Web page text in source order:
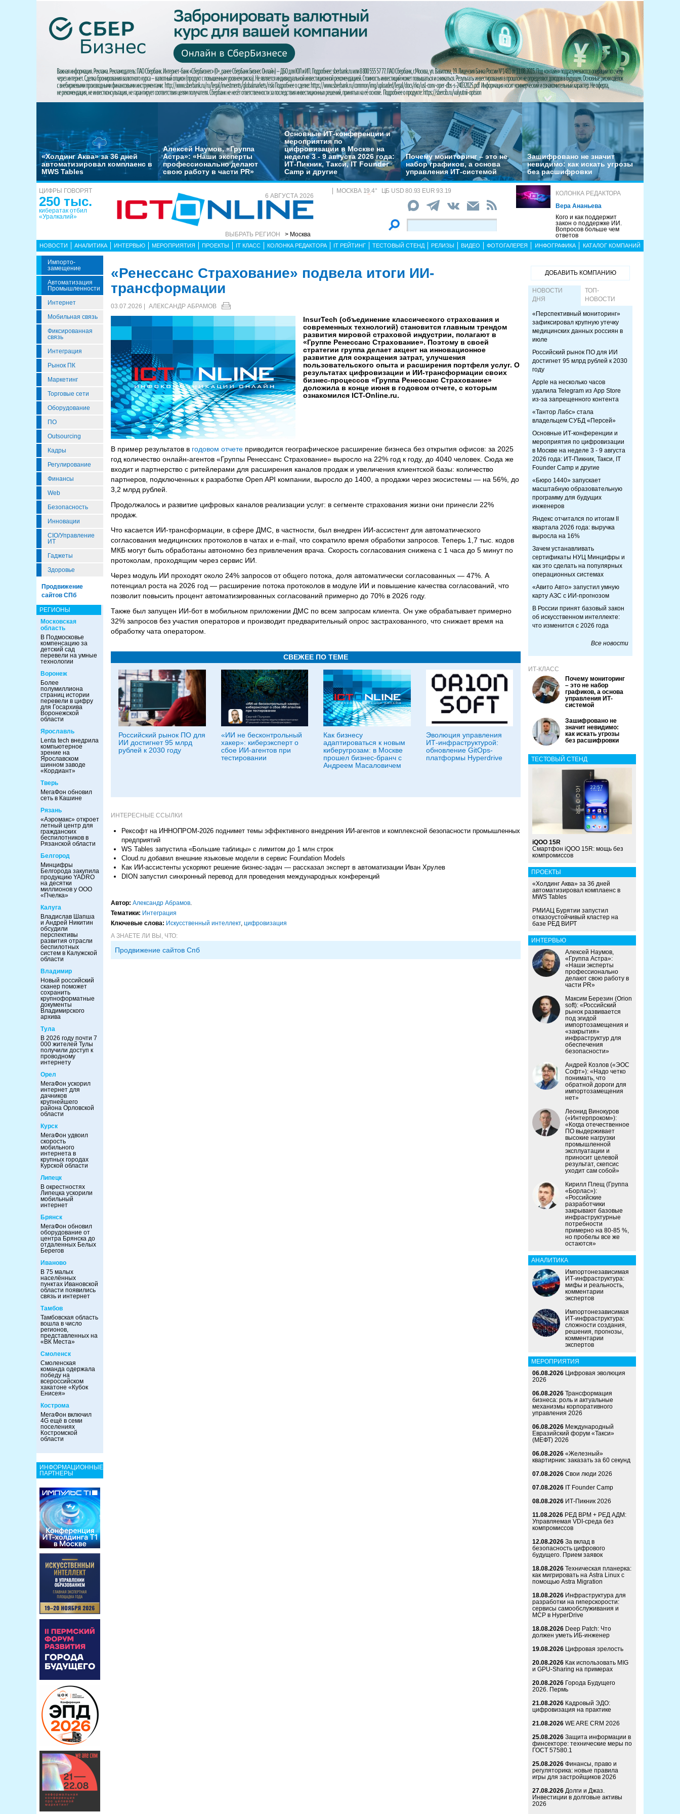
«Холдинг Аква» за 36 дней
автоматизировал комплаенс в
MWS Tables
Алексей Наумов, «Группа
Астра»: «Наши эксперты
профессионально делают
свою работу в части PR»
Основные ИТ-конференции и
мероприятия по
цифровизации в Москве на
неделе 3 - 9 августа 2026 года:
ИТ-Пикник, Такси, IT Founder
Camp и другие
Почему мониторинг – это не
набор графиков, а основа
управления ИТ-системой
Зашифровано не значит
невидимо: как искать угрозы
без расшифровки
ЦИФРЫ ГОВОРЯТ
250 тыс.
кибератак отбил
«Уралкалий»
6 АВГУСТА 2026
ВЫБРАТЬ РЕГИОН > Москва
МОСКВА 19.4° ЦБ USD 80.93 EUR 93.19
КОЛОНКА РЕДАКТОРА
Вера Ананьева
Кого и как поддержит
закон о поддержке ИИ.
Вопросов больше чем
ответов
НОВОСТИ АНАЛИТИКА ИНТЕРВЬЮ МЕРОПРИЯТИЯ ПРОЕКТЫ IT КЛАСС КОЛОНКА РЕДАКТОРА IT РЕЙТИНГ ТЕСТОВЫЙ СТЕНД РЕЛИЗЫ ВИДЕО ФОТОГАЛЕРЕЯ ИНФОГРАФИКА КАТАЛОГ КОМПАНИЙ
Импорто­
Замещение
Автоматизация
Промышленности
Интернет
Мобильная связь
Фиксированная
связь
Интеграция
Рынок ПК
Маркетинг
Торговые сети
Оборудование
ПО
Outsourcing
Кадры
Регулирование
Финансы
Web
Безопасность
Инновации
CIO/Управление
ИТ
Гаджеты
Здоровье
Продвижение
сайтов СПб
РЕГИОНЫ
Московская
область
В Подмосковье
компенсацию за
детский сад
перевели на умные
технологии
Воронеж
Более
полумиллиона
страниц истории
перевели в цифру
для Госархива
Воронежской
области
Ярославль
Lenta tech внедрила
компьютерное
зрение на
Ярославском
шинном заводе
«Кордиант»
Тверь
МегаФон обновил
сеть в Кашине
Рязань
«Аэромакс» откроет
летный центр для
гражданских
беспилотников в
Рязанской области
Белгород
Минцифры
Белгорода закупила
продукцию YADRO
на десятки
миллионов у ООО
«Пчелка»
Калуга
Владислав Шапша
и Андрей Никитин
обсудили
перспективы
развития отрасли
беспилотных
систем в Калужской
области
Владимир
Новый российский
сканер поможет
сохранить
крупноформатные
документы
Владимирского
архива
Тула
В 2026 году почти 7
000 жителей Тулы
получили доступ к
проводному
интернету
Орел
МегаФон ускорил
интернет для
дачников
крупнейшего
района Орловской
области
Курск
МегаФон удвоил
скорость
мобильного
интернета в
крупных городах
Курской области
Липецк
В окрестностях
Липецка ускорили
мобильный
интернет
Брянск
МегаФон обновил
оборудование от
центра Брянска до
отдаленных Белых
Берегов
Иваново
В 75 малых
населённых
пунктах Ивановской
области появились
связь и интернет
Тамбов
Тамбовская область
вошла в число
регионов,
представленных на
«ВК Места»
Смоленск
Смоленская
команда одержала
победу на
всероссийском
хакатоне «Кубок
Енисея»
Кострома
МегаФон включил
4G ещё в семи
поселениях
Костромской
области
ИНФОРМАЦИОННЫЕ
ПАРТНЕРЫ
«Ренессанс Страхование» подвела итоги ИИ-
трансформации
03.07.2026 | АЛЕКСАНДР АБРАМОВ
InsurTech (объединение классического страхования и
современных технологий) становится главным трендом
развития мировой страховой индустрии, полагают в
«Группе Ренессанс Страхование». Поэтому в своей
стратегии группа делает акцент на инновационное
развитие для сокращения затрат, улучшения
пользовательского опыта и расширения портфеля услуг. О
результатах цифровизации и ИИ-трансформации своих
бизнес-процессов «Группа Ренессанс Страхование»
доложила в конце июня в годовом отчете, с которым
ознакомился ICT-Online.ru.
В пример результатов в годовом отчете приводится географическое расширение бизнеса без открытия офисов: за 2025
год количество онлайн-агентов «Группы Ренессанс Страхование» выросло на 22% год к году, до 4040 человек. Сюда же
входит и партнерство с ритейлерами для расширения каналов продаж и увеличения клиентской базы: количество
партнеров, подключенных к разработке Open API компании, выросло до 1400, а продажи через экосистемы — на 56%, до
3,2 млрд рублей.
Продолжалось и развитие цифровых каналов реализации услуг: в сегменте страхования жизни они принесли 22%
продаж.
Что касается ИИ-трансформации, в сфере ДМС, в частности, был внедрен ИИ-ассистент для автоматического
согласования медицинских протоколов в чатах и e-mail, что сократило время обработки запросов. Теперь 1,7 тыс. кодов
МКБ могут быть обработаны автономно без привлечения врача. Скорость согласования снижена с 1 часа до 5 минут по
протоколам, проходящим через сервис ИИ.
Через модуль ИИ проходят около 24% запросов от общего потока, доля автоматически согласованных — 47%. А
потенциал роста на 2026 год — расширение потока протоколов в модуле ИИ и повышение качества согласований, что
позволит повысить процент автоматизированных согласований примерно до 70% в 2026 году.
Также был запущен ИИ-бот в мобильном приложении ДМС по всем запросам клиента. Он уже обрабатывает примерно
32% запросов без участия операторов и производит предварительный опрос застрахованного, что снижает время на
обработку чата оператором.
СВЕЖЕЕ ПО ТЕМЕ
Российский рынок ПО для
ИИ достигнет 95 млрд
рублей к 2030 году
«ИИ не бесконтрольный
хакер»: киберэксперт о
сбое ИИ-агентов при
тестировании
Как бизнесу
адаптироваться к новым
киберугрозам: в Москве
прошел бизнес-бранч с
Андреем Масаловичем
Эволюция управления
ИТ-инфраструктурой:
обновление GitOps-
платформы Hyperdrive
ИНТЕРЕСНЫЕ ССЫЛКИ
Рексофт на ИННОПРОМ-2026 поднимет темы эффективного внедрения ИИ-агентов и комплексной безопасности промышленных
предприятий
WS Tables запустила «Большие таблицы» с лимитом до 1 млн строк
Cloud.ru добавил внешние языковые модели в сервис Foundation Models
Как ИИ-ассистенты ускоряют решение бизнес-задач — рассказал эксперт в автоматизации Иван Хрулев
DION запустил синхронный перевод для проведения международных конференций
Автор: Александр Абрамов.
Тематики: Интеграция
Ключевые слова: Искусственный интеллект, цифровизация
А ЗНАЕТЕ ЛИ ВЫ, ЧТО:
Продвижение сайтов Спб
ДОБАВИТЬ КОМПАНИЮ
НОВОСТИ
ДНЯ
ТОП-
НОВОСТИ
«Перспективный мониторинг»
зафиксировал крупную утечку
медицинских данных россиян в
июле
Российский рынок ПО для ИИ
достигнет 95 млрд рублей к 2030
году
Apple на несколько часов
удалила Telegram из App Store
из-за запрещенного контента
«Тантор Лабс» стала
владельцем СУБД «Персей»
Основные ИТ-конференции и
мероприятия по цифровизации
в Москве на неделе 3 - 9 августа
2026 года: ИТ-Пикник, Такси, IT
Founder Camp и другие
«Бюро 1440» запускает
масштабную образовательную
программу для будущих
инженеров
Яндекс отчитался по итогам II
квартала 2026 года: выручка
выросла на 16%
Зачем устанавливать
сертификаты НУЦ Минцифры и
как это сделать на популярных
операционных системах
«Авито Авто» запустил умную
карту АЗС с ИИ-прогнозом
В России принят базовый закон
об искусственном интеллекте:
что изменится с 2026 года
Все новости
ИТ-КЛАСС
Почему мониторинг
– это не набор
графиков, а основа
управления ИТ-
системой
Зашифровано не
значит невидимо:
как искать угрозы
без расшифровки
ТЕСТОВЫЙ СТЕНД
iQOO 15R
Смартфон iQOO 15R: мощь без
компромиссов
ПРОЕКТЫ
«Холдинг Аква» за 36 дней
автоматизировал комплаенс в
MWS Tables
РМИАЦ Бурятии запустил
отказоустойчивый кластер на
базе РЕД ВИРТ
ИНТЕРВЬЮ
Алексей Наумов,
«Группа Астра»:
«Наши эксперты
профессионально
делают свою работу в
части PR»
Максим Березин (Orion
soft): «Российский
рынок развивается
под эгидой
импортозамещения и
«закрытия»
инфраструктур для
обеспечения
безопасности»
Андрей Козлов («ЭОС
Софт»): «Надо четко
понимать, что
обратной дороги для
импортозамещения
нет»
Леонид Винокуров
(«Интерпроком»):
«Когда отечественное
ПО выдерживает
высокие нагрузки
промышленной
эксплуатации и
приносит целевой
результат, скепсис
уходит сам собой»
Кирилл Плещ (Группа
«Борлас»):
«Российские
разработчики
закрывают базовые
инфраструктурные
потребности
примерно на 80-85 %,
но пробелы все же
остаются»
АНАЛИТИКА
Импортонезависимая
ИТ-инфраструктура:
мифы и реальность,
комментарии
экспертов
Импортонезависимая
ИТ-инфраструктура:
сложности создания,
решения, прогнозы,
комментарии
экспертов
МЕРОПРИЯТИЯ
06.08.2026 Цифровая эволюция
2026
06.08.2026 Трансформация
бизнеса: роль и актуальные
механизмы корпоративного
управления 2026
06.08.2026 Международный
Евразийский форум «Такси»
(МЕФТ) 2026
06.08.2026 «Железный»
квартирник: заказать за 60 секунд
07.08.2026 Свои люди 2026
07.08.2026 IT Founder Camp
08.08.2026 ИТ-Пикник 2026
11.08.2026 РЕД ВРМ + РЕД АДМ:
Управляемая VDI-среда без
компромиссов
12.08.2026 За вклад в
безопасность цифрового
будущего. Прием заявок
18.08.2026 Техническая планерка:
как мигрировать на Astra Linux с
помощью Astra Migration
18.08.2026 Инфраструктура для
разработки на гиперскорости:
сервисы самообслуживания и
MCP в HyperDrive
18.08.2026 Deep Patch: Что
должен уметь ИБ-инженер
19.08.2026 Цифровая зрелость
20.08.2026 Как использовать MIG
и GPU-Sharing на примерах
20.08.2026 Города Будущего
2026. Пермь
21.08.2026 Кадровый ЭДО:
цифровизация на практике
21.08.2026 WE ARE CRM 2026
25.08.2026 Защита информации в
финсекторе: технические меры по
ГОСТ 57580.1
25.08.2026 Финансы, право и
регуляторика: новые правила
игры для застройщиков 2026
27.08.2026 Долги и Джаз.
Инвестиции в долговые активы
2026